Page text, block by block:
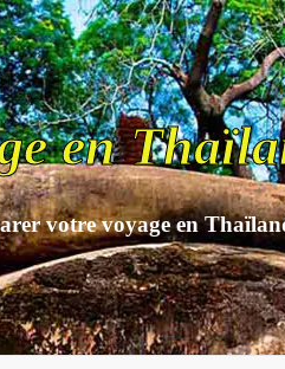
en
votre voyage en